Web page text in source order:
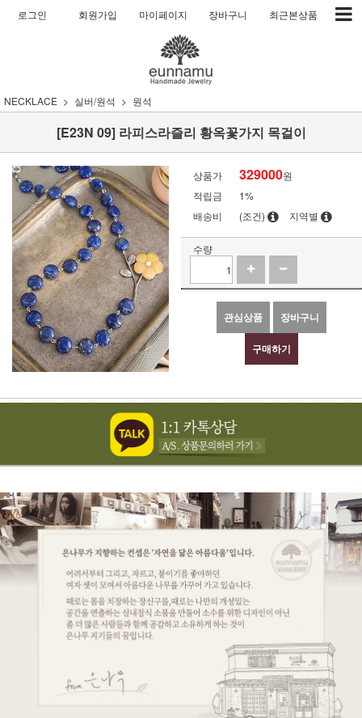
로그인 회원가입 마이페이지 장바구니 최근본상품
NECKLACE 실버/원석 원석
[E23N 09] 라피스라즐리 황옥꽃가지 목걸이
상품가 329000원
적립금
1%
배송비
(조건) 지역별
수량
관심상품 장바구니
구매하기